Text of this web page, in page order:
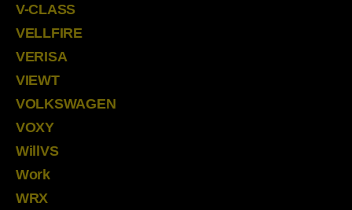
V-CLASS
VELLFIRE
VERISA
VIEWT
VOLKSWAGEN
VOXY
WillVS
Work
WRX